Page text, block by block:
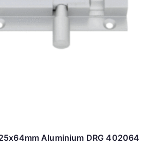
Aluminium DRG 402064